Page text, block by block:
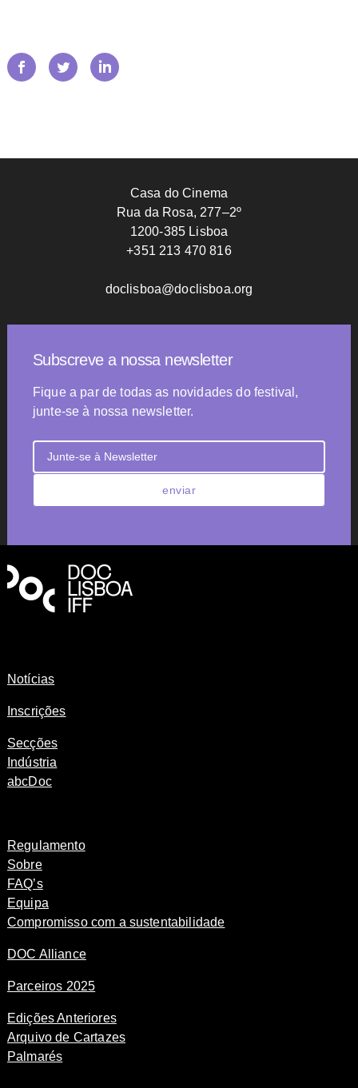
Casa do Cinema
Rua da Rosa, 277–2º
1200-385 Lisboa
+351 213 470 816
doclisboa@doclisboa.org
Subscreve a nossa newsletter
Fique a par de todas as novidades do festival,
junte-se à nossa newsletter.
enviar
Notícias
Inscrições
Secções
Indústria
abcDoc
Regulamento
Sobre
FAQ’s
Equipa
Compromisso com a sustentabilidade
DOC Alliance
Parceiros 2025
Edições Anteriores
Arquivo de Cartazes
Palmarés